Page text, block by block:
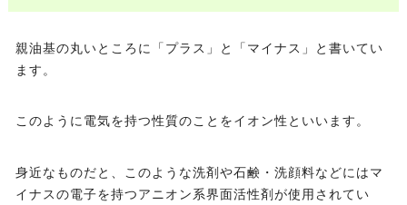
親油基の丸いところに「プラス」と「マイナス」と書いてい
ます。
このように電気を持つ性質のことをイオン性といいます。
身近なものだと、このような洗剤や石鹸・洗顔料などにはマ
イナスの電子を持つアニオン系界面活性剤が使用されてい